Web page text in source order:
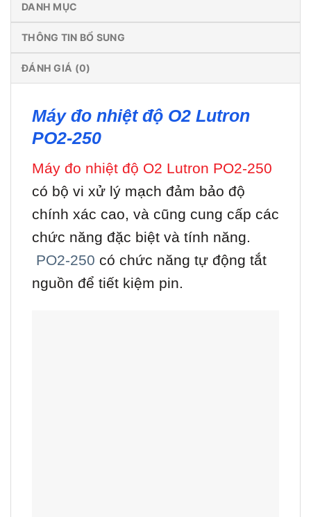
DANH MỤC
THÔNG TIN BỔ SUNG
ĐÁNH GIÁ (0)
Máy đo nhiệt độ O2 Lutron
PO2-250
Máy đo nhiệt độ O2 Lutron PO2-250
có bộ vi xử lý mạch đảm bảo độ
chính xác cao, và cũng cung cấp các
chức năng đặc biệt và tính năng.
PO2-250 có chức năng tự động tắt
nguồn để tiết kiệm pin.